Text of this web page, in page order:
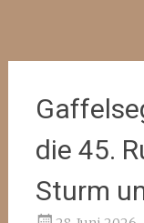
die 45.
Sturm